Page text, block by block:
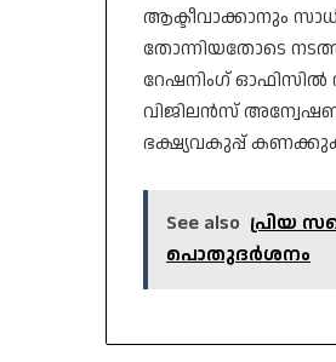
ആക്ടീവാക്കാനും
തോന്നിയതോടെ
റേഷനിംഗ് ഓഫിസിൽ
വിജിലൻസ്
ഭക്ഷ്യവകുപ്പ്
See also പ്രിയ
പൊതുദർശനം